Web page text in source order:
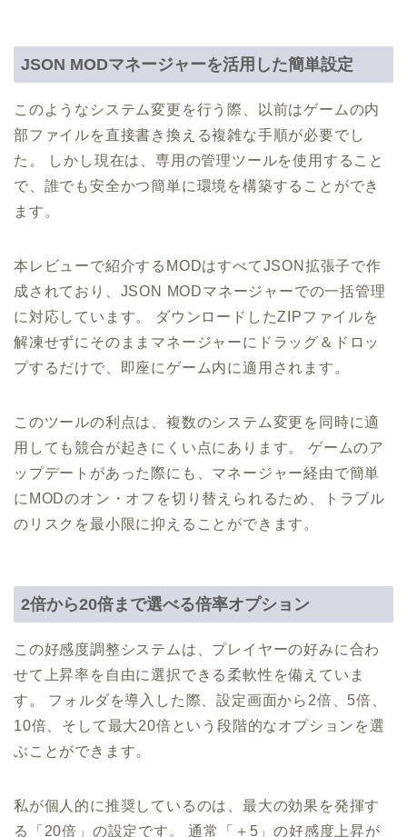
JSON MODマネージャーを活用した簡単設定
このようなシステム変更を行う際、以前はゲームの内
部ファイルを直接書き換える複雑な手順が必要でし
た。 しかし現在は、専用の管理ツールを使用すること
で、誰でも安全かつ簡単に環境を構築することができ
ます。
本レビューで紹介するMODはすべてJSON拡張子で作
成されており、JSON MODマネージャーでの一括管理
に対応しています。 ダウンロードしたZIPファイルを
解凍せずにそのままマネージャーにドラッグ＆ドロッ
プするだけで、即座にゲーム内に適用されます。
このツールの利点は、複数のシステム変更を同時に適
用しても競合が起きにくい点にあります。 ゲームのア
ップデートがあった際にも、マネージャー経由で簡単
にMODのオン・オフを切り替えられるため、トラブル
のリスクを最小限に抑えることができます。
2倍から20倍まで選べる倍率オプション
この好感度調整システムは、プレイヤーの好みに合わ
せて上昇率を自由に選択できる柔軟性を備えていま
す。 フォルダを導入した際、設定画面から2倍、5倍、
10倍、そして最大20倍という段階的なオプションを選
ぶことができます。
私が個人的に推奨しているのは、最大の効果を発揮す
る「20倍」の設定です。 通常「＋5」の好感度上昇が